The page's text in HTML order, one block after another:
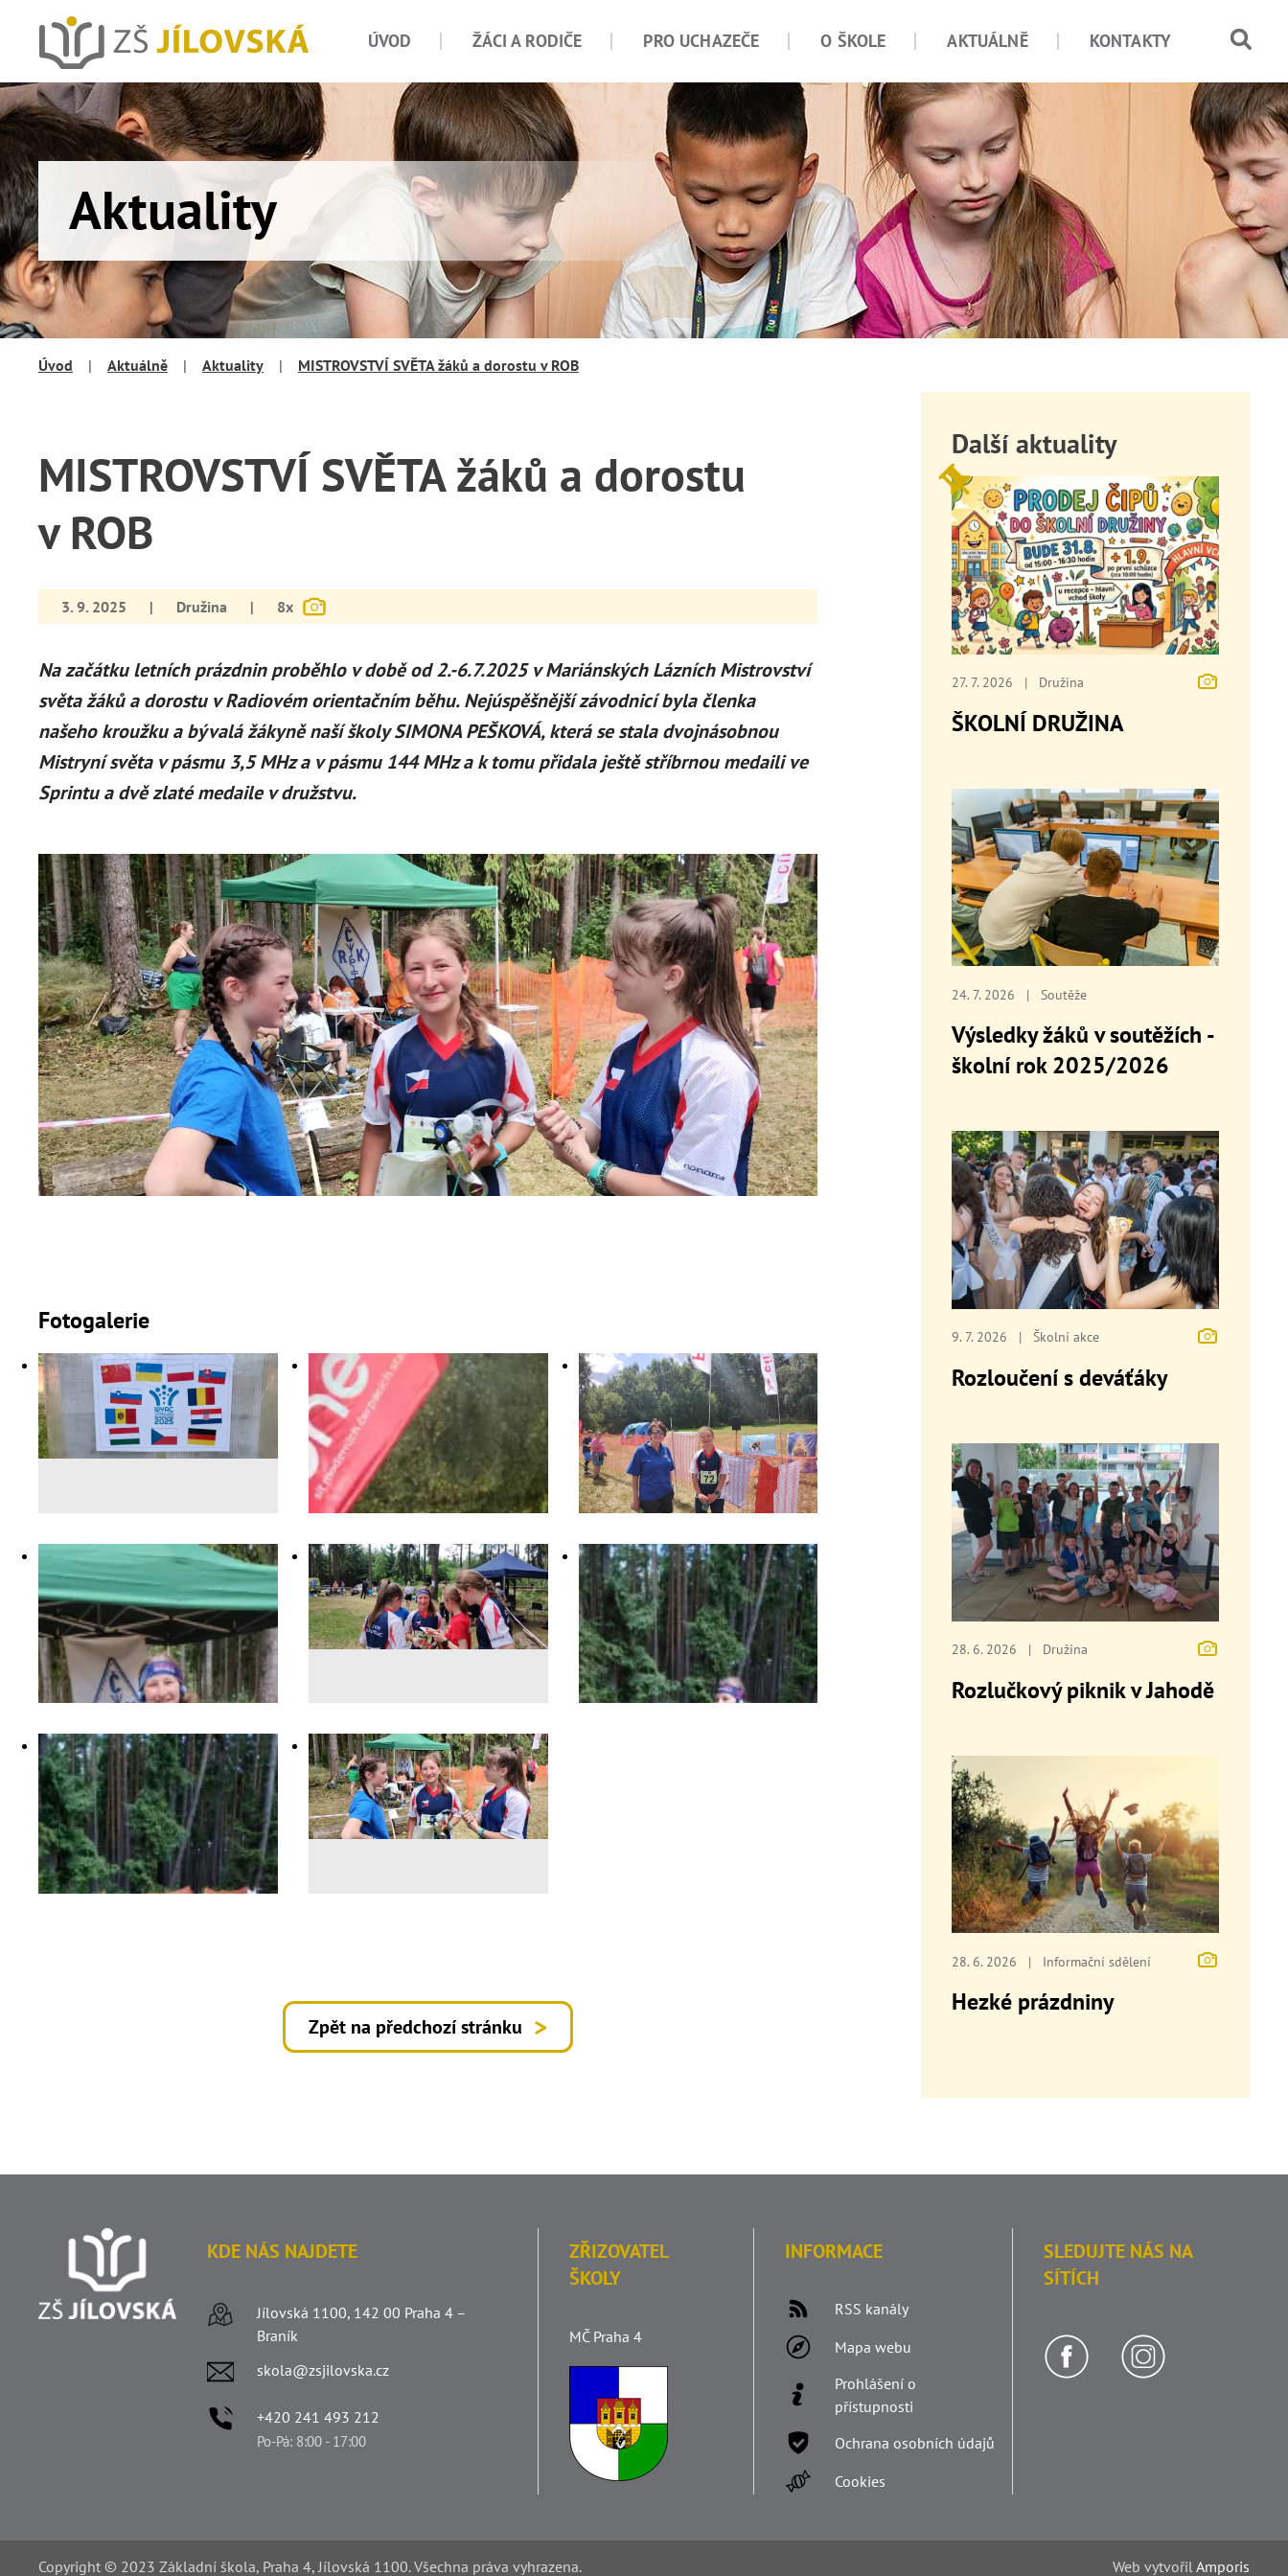
ÚVOD ŽÁCI A RODIČE PRO UCHAZEČE O ŠKOLE AKTUÁLNĚ KONTAKTY
Aktuality
Úvod | Aktuálně | Aktuality | MISTROVSTVÍ SVĚTA žáků a dorostu v ROB
MISTROVSTVÍ SVĚTA žáků a dorostu
v ROB
3. 9. 2025 | Družina | 8x
Na začátku letních prázdnin proběhlo v době od 2.-6.7.2025 v Mariánských Lázních Mistrovství
světa žáků a dorostu v Radiovém orientačním běhu. Nejúspěšnější závodnicí byla členka
našeho kroužku a bývalá žákyně naší školy SIMONA PEŠKOVÁ, která se stala dvojnásobnou
Mistryní světa v pásmu 3,5 MHz a v pásmu 144 MHz a k tomu přidala ještě stříbrnou medaili ve
Sprintu a dvě zlaté medaile v družstvu.
Fotogalerie
Zpět na předchozí stránku
Další aktuality
27. 7. 2026 | Družina
ŠKOLNÍ DRUŽINA
24. 7. 2026 | Soutěže
Výsledky žáků v soutěžích -
školní rok 2025/2026
9. 7. 2026 | Školní akce
Rozloučení s deváťáky
28. 6. 2026 | Družina
Rozlučkový piknik v Jahodě
28. 6. 2026 | Informační sdělení
Hezké prázdniny
KDE NÁS NAJDETE
Jílovská 1100, 142 00 Praha 4 –
Braník
skola@zsjilovska.cz
+420 241 493 212
Po-Pá: 8:00 - 17:00
ZŘIZOVATEL
ŠKOLY
MČ Praha 4
INFORMACE
RSS kanály
Mapa webu
Prohlášení o
přístupnosti
Ochrana osobních údajů
Cookies
SLEDUJTE NÁS NA
SÍTÍCH
Copyright © 2023 Základní škola, Praha 4, Jílovská 1100. Všechna práva vyhrazena. Web vytvořilAmporis